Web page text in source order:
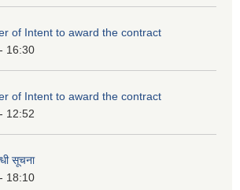
of Intent to award the contract
16:30
of Intent to award the contract
12:52
सूचना
18:10